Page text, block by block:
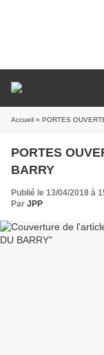
Accueil » PORTES
PORTES
BARRY
Publié le 13/04/2018 à
Par JPP